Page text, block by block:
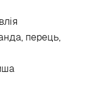
перець,